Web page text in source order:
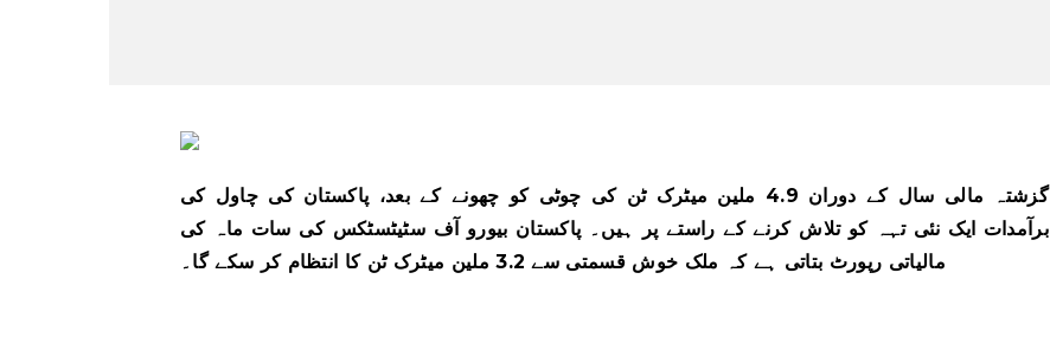
گزشتہ مالی سال کے دوران 4.9 ملین میٹرک ٹن کی چوٹی کو چھونے کے بعد، پاکستان کی چاول کی
برآمدات ایک نئی تہہ کو تلاش کرنے کے راستے پر ہیں۔ پاکستان بیورو آف سٹیٹسٹکس کی سات ماہ کی
مالیاتی رپورٹ بتاتی ہے کہ ملک خوش قسمتی سے 3.2 ملین میٹرک ٹن کا انتظام کر سکے گا۔